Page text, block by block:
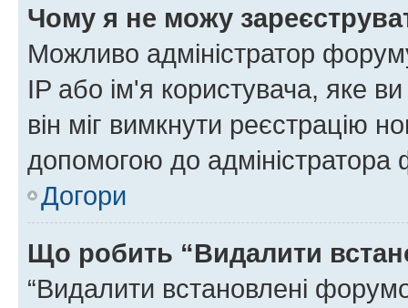
Чому я не можу
Можливо адміністратор
IP або ім'я користувача, яке
він міг вимкнути реєстрацію
допомогою до адміністратора
Догори
Що робить “Видалити
“Видалити встановлені